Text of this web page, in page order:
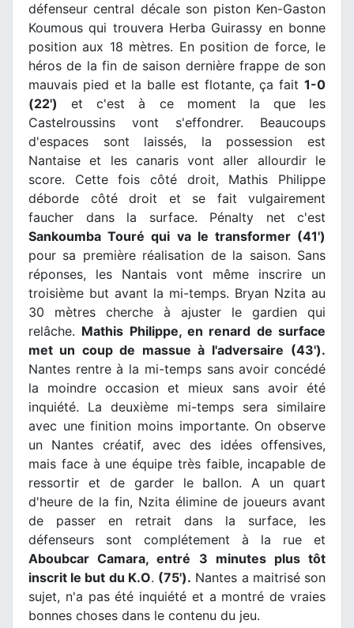
défenseur central décale son piston Ken-Gaston
Koumous qui trouvera Herba Guirassy en bonne
position aux 18 mètres. En position de force, le
héros de la fin de saison dernière frappe de son
mauvais pied et la balle est flotante, ça fait 1-0
(22') et c'est à ce moment la que les
Castelroussins vont s'effondrer. Beaucoups
d'espaces sont laissés, la possession est
Nantaise et les canaris vont aller allourdir le
score. Cette fois côté droit, Mathis Philippe
déborde côté droit et se fait vulgairement
faucher dans la surface. Pénalty net c'est
Sankoumba Touré qui va le transformer (41')
pour sa première réalisation de la saison. Sans
réponses, les Nantais vont même inscrire un
troisième but avant la mi-temps. Bryan Nzita au
30 mètres cherche à ajuster le gardien qui
relâche. Mathis Philippe, en renard de surface
met un coup de massue à l'adversaire (43').
Nantes rentre à la mi-temps sans avoir concédé
la moindre occasion et mieux sans avoir été
inquiété. La deuxième mi-temps sera similaire
avec une finition moins importante. On observe
un Nantes créatif, avec des idées offensives,
mais face à une équipe très faible, incapable de
ressortir et de garder le ballon. A un quart
d'heure de la fin, Nzita élimine de joueurs avant
de passer en retrait dans la surface, les
défenseurs sont complétement à la rue et
Aboubcar Camara, entré 3 minutes plus tôt
inscrit le but du K.O. (75'). Nantes a maitrisé son
sujet, n'a pas été inquiété et a montré de vraies
bonnes choses dans le contenu du jeu.